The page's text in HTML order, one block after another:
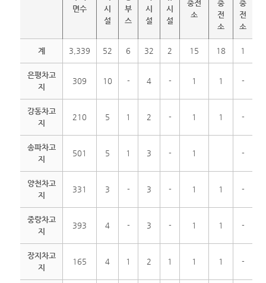
면수
시
설
부
스
시
설
시
설
충전
소
충
전
소
충
전
소
계 3,339 52 6 32 2 15 18 1
은평차고
지
309 10 - 4 - 1 1 -
강동차고
지
210 5 1 2 - 1 1 -
송파차고
지
501 5 1 3 - 1 -
양천차고
지
331 3 - 3 - 1 1 -
중랑차고
지
393 4 - 3 - 1 1 -
장지차고
지
165 4 1 2 1 1 1 -